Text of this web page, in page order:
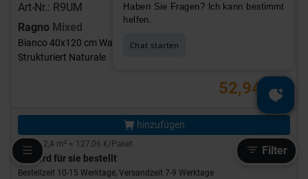
Filter
Art-Nr.: R9UM
Ragno Mixed
Bianco 40x120 cm Wandfliese Struttura Twing 3D Matt
Strukturiert Naturale
52,94 €/m²
hinzufügen
Inhalt: 2,4 m² = 127,06 €/Paket
Wird für sie bestellt
Bestellzeit 10-15 Werktage, Versandzeit 7-9 Werktage